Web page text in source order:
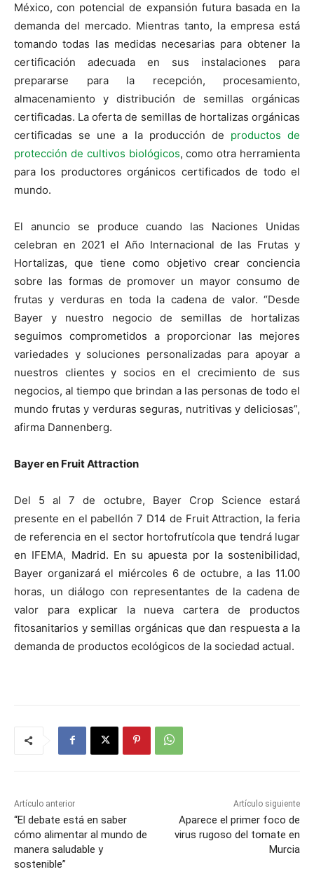
México, con potencial de expansión futura basada en la
demanda del mercado. Mientras tanto, la empresa está
tomando todas las medidas necesarias para obtener la
certificación adecuada en sus instalaciones para
prepararse para la recepción, procesamiento,
almacenamiento y distribución de semillas orgánicas
certificadas. La oferta de semillas de hortalizas orgánicas
certificadas se une a la producción de productos de
protección de cultivos biológicos, como otra herramienta
para los productores orgánicos certificados de todo el
mundo.
El anuncio se produce cuando las Naciones Unidas
celebran en 2021 el Año Internacional de las Frutas y
Hortalizas, que tiene como objetivo crear conciencia
sobre las formas de promover un mayor consumo de
frutas y verduras en toda la cadena de valor. “Desde
Bayer y nuestro negocio de semillas de hortalizas
seguimos comprometidos a proporcionar las mejores
variedades y soluciones personalizadas para apoyar a
nuestros clientes y socios en el crecimiento de sus
negocios, al tiempo que brindan a las personas de todo el
mundo frutas y verduras seguras, nutritivas y deliciosas”,
afirma Dannenberg.
Bayer en Fruit Attraction
Del 5 al 7 de octubre, Bayer Crop Science estará
presente en el pabellón 7 D14 de Fruit Attraction, la feria
de referencia en el sector hortofrutícola que tendrá lugar
en IFEMA, Madrid. En su apuesta por la sostenibilidad,
Bayer organizará el miércoles 6 de octubre, a las 11.00
horas, un diálogo con representantes de la cadena de
valor para explicar la nueva cartera de productos
fitosanitarios y semillas orgánicas que dan respuesta a la
demanda de productos ecológicos de la sociedad actual.
Artículo anterior
“El debate está en saber
cómo alimentar al mundo de
manera saludable y
sostenible”
Artículo siguiente
Aparece el primer foco de
virus rugoso del tomate en
Murcia